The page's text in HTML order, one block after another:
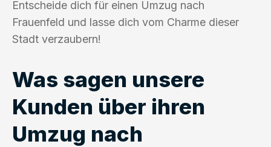
Entscheide dich für einen Umzug nach
Frauenfeld und lasse dich vom Charme dieser
Stadt verzaubern!
Was sagen unsere
Kunden über ihren
Umzug nach